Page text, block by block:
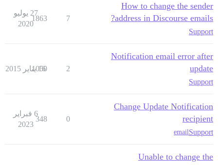
How to change the sender
address in Discourse emails?
Support
7
1863
27 يوليو
2020
Notification email error after
update
Support
2
1050
16 يناير 2015
Change Update Notification
recipient
Support
email
0
348
6 فبراير
2023
Unable to change the